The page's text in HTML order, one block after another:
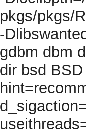
pkgs/pkgs/
-
gdbm dbm
dir bsd